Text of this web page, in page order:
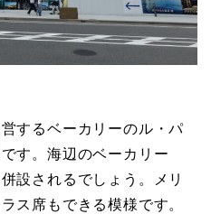
するベーカリーのル・パ
す。海辺のベーカリー
設されるでしょう。メリ
ス席もできる模様です。